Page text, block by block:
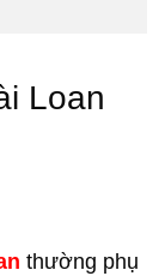
Loan
thường phụ